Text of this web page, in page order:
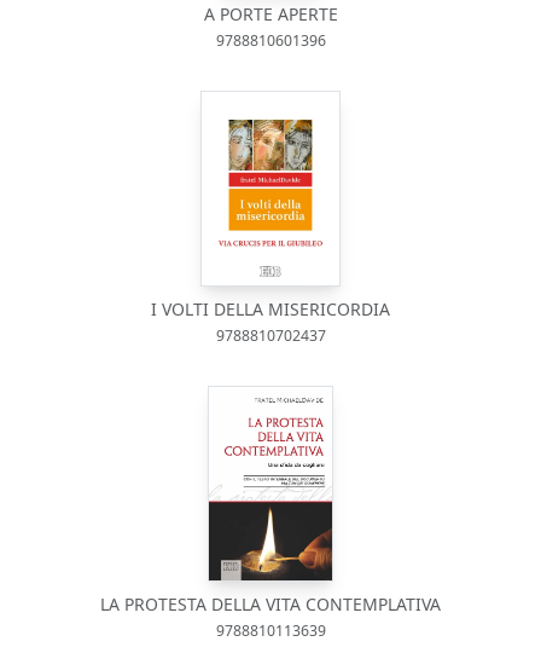
A PORTE APERTE
9788810601396
I VOLTI DELLA MISERICORDIA
9788810702437
LA PROTESTA DELLA VITA CONTEMPLATIVA
9788810113639